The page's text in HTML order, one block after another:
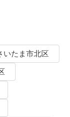
いたま市北区